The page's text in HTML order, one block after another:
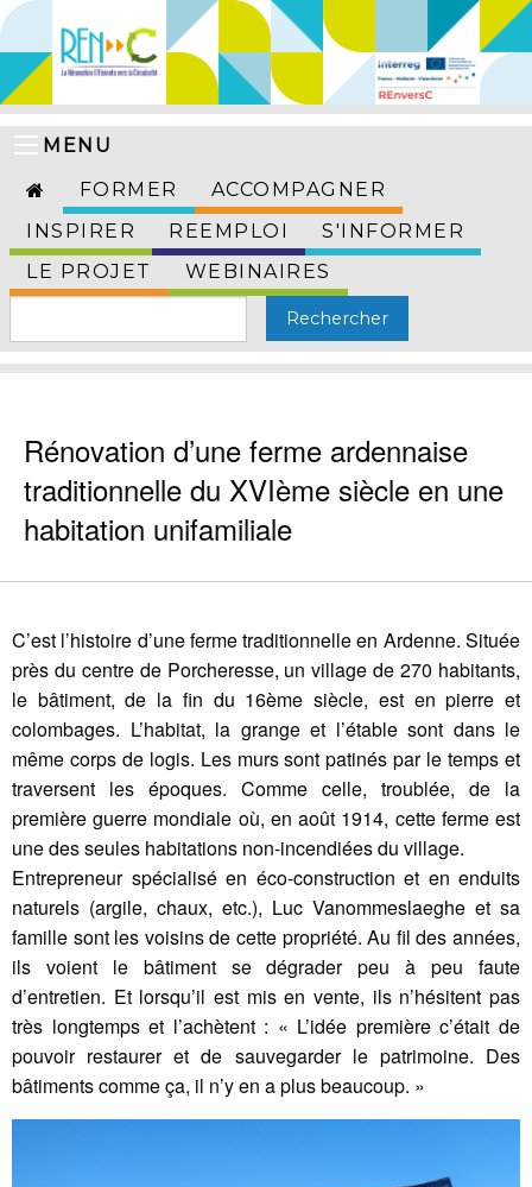
MENU
FORMER
ACCOMPAGNER
INSPIRER
REEMPLOI
S'INFORMER
LE PROJET
WEBINAIRES
Rénovation d’une ferme ardennaise
traditionnelle du XVIème siècle en une
habitation unifamiliale
C’est l’histoire d’une ferme traditionnelle en Ardenne. Située
près du centre de Porcheresse, un village de 270 habitants,
le bâtiment, de la fin du 16ème siècle, est en pierre et
colombages. L’habitat, la grange et l’étable sont dans le
même corps de logis. Les murs sont patinés par le temps et
traversent les époques. Comme celle, troublée, de la
première guerre mondiale où, en août 1914, cette ferme est
une des seules habitations non-incendiées du village.
Entrepreneur spécialisé en éco-construction et en enduits
naturels (argile, chaux, etc.), Luc Vanommeslaeghe et sa
famille sont les voisins de cette propriété. Au fil des années,
ils voient le bâtiment se dégrader peu à peu faute
d’entretien. Et lorsqu’il est mis en vente, ils n’hésitent pas
très longtemps et l’achètent : « L’idée première c’était de
pouvoir restaurer et de sauvegarder le patrimoine. Des
bâtiments comme ça, il n’y en a plus beaucoup. »